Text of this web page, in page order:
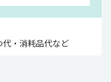
・消耗品代など